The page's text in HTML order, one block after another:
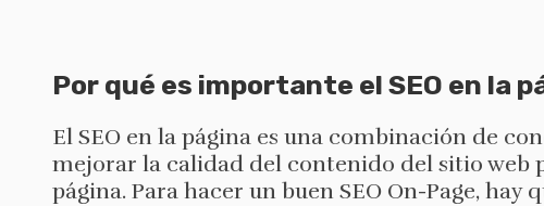
Por qué es importante el SEO en la
El SEO en la página es una combinación de
mejorar la calidad del contenido del sitio web
página. Para hacer un buen SEO On-Page,